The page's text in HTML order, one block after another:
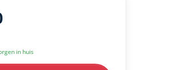
in huis